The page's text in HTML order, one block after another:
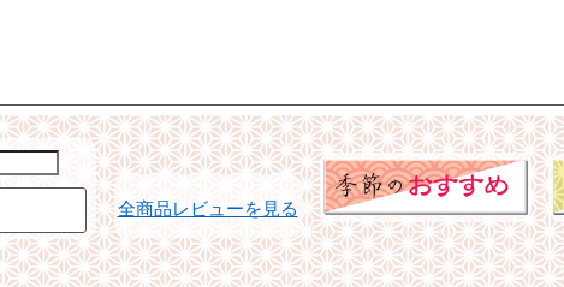
全商品レビューを見る